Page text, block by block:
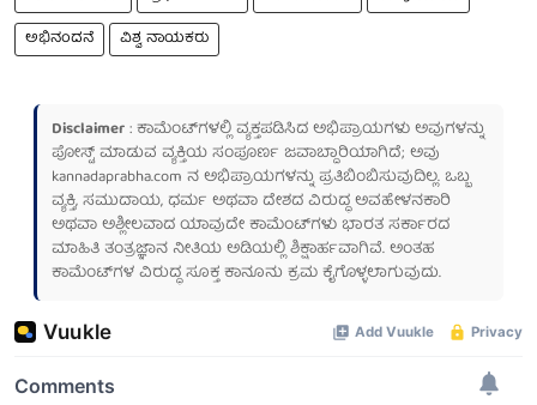
ಅಭಿನಂದನೆ
ವಿಶ್ವ ನಾಯಕರು
Disclaimer: ಕಾಮೆಂಟ್‌ಗಳಲ್ಲಿ ವ್ಯಕ್ತಪಡಿಸಿದ ಅಭಿಪ್ರಾಯಗಳು ಅವುಗಳನ್ನು
ಪೋಸ್ಟ್ ಮಾಡುವ ವ್ಯಕ್ತಿಯ ಸಂಪೂರ್ಣ ಜವಾಬ್ದಾರಿಯಾಗಿದೆ; ಅವು
kannadaprabha.com ನ ಅಭಿಪ್ರಾಯಗಳನ್ನು ಪ್ರತಿಬಿಂಬಿಸುವುದಿಲ್ಲ. ಒಬ್ಬ
ವ್ಯಕ್ತಿ, ಸಮುದಾಯ, ಧರ್ಮ ಅಥವಾ ದೇಶದ ವಿರುದ್ಧ ಅವಹೇಳನಕಾರಿ
ಅಥವಾ ಅಶ್ಲೀಲವಾದ ಯಾವುದೇ ಕಾಮೆಂಟ್‌ಗಳು ಭಾರತ ಸರ್ಕಾರದ
ಮಾಹಿತಿ ತಂತ್ರಜ್ಞಾನ ನೀತಿಯ ಅಡಿಯಲ್ಲಿ ಶಿಕ್ಷಾರ್ಹವಾಗಿವೆ. ಅಂತಹ
ಕಾಮೆಂಟ್‌ಗಳ ವಿರುದ್ಧ ಸೂಕ್ತ ಕಾನೂನು ಕ್ರಮ ಕೈಗೊಳ್ಳಲಾಗುವುದು.